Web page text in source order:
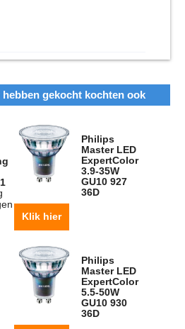
gekocht kochten ook
Philips
Master LED
ExpertColor
3.9-35W
GU10 927
36D
Klik hier
Philips
Master LED
ExpertColor
5.5-50W
GU10 930
36D